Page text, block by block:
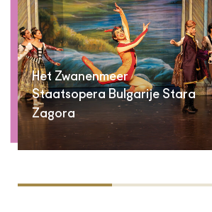
Het Zwanenmeer
Staatsopera Bulgarije Stara
Zagora